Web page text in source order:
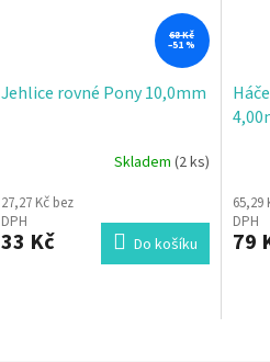
68 Kč
–51 %
Jehlice rovné Pony 10,0mm
Skladem (2 ks)
27,27 Kč bez
DPH
33 Kč Do košíku
65,29
DPH
79